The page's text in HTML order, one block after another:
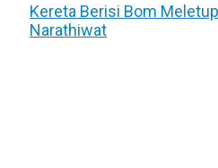
Kereta Berisi Bom
Narathiwat